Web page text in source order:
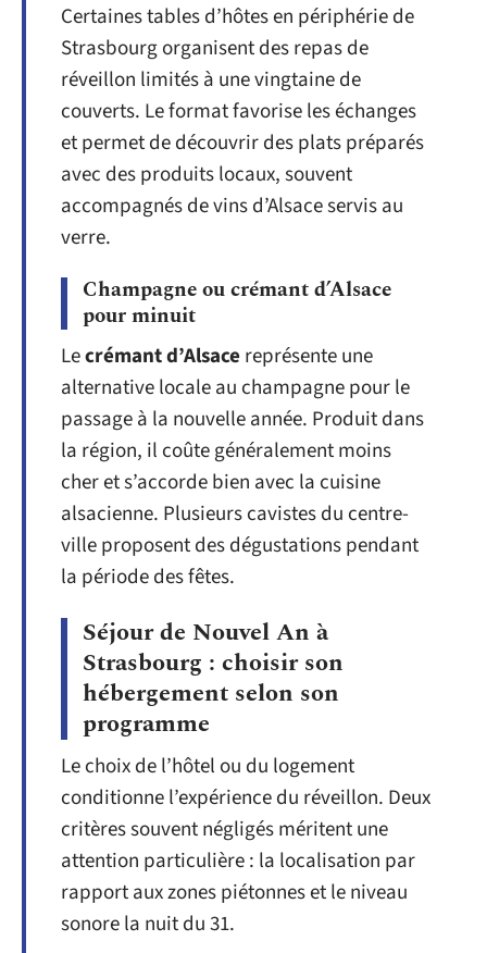
Certaines tables d’hôtes en périphérie de
Strasbourg organisent des repas de
réveillon limités à une vingtaine de
couverts. Le format favorise les échanges
et permet de découvrir des plats préparés
avec des produits locaux, souvent
accompagnés de vins d’Alsace servis au
verre.
Champagne ou crémant d’Alsace
pour minuit
Lecrémant d’Alsace représente une
alternative locale au champagne pour le
passage à la nouvelle année. Produit dans
la région, il coûte généralement moins
cher et s’accorde bien avec la cuisine
alsacienne. Plusieurs cavistes du centre-
ville proposent des dégustations pendant
la période des fêtes.
Séjour de Nouvel An à
Strasbourg : choisir son
hébergement selon son
programme
Le choix de l’hôtel ou du logement
conditionne l’expérience du réveillon. Deux
critères souvent négligés méritent une
attention particulière : la localisation par
rapport aux zones piétonnes et le niveau
sonore la nuit du 31.